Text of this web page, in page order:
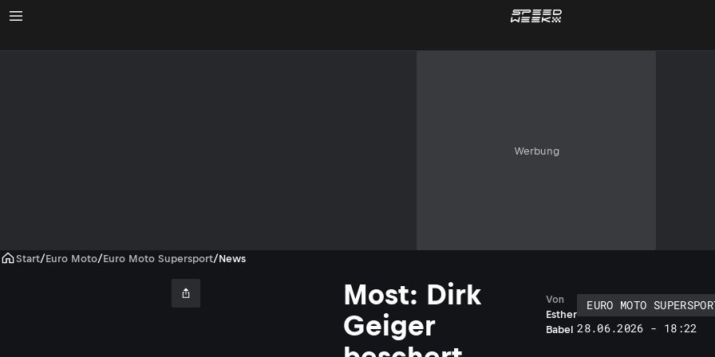
Werbung
Start/Euro Moto/Euro Moto Supersport/News
Most: Dirk
Geiger
Esther
Babel
Von
EURO MOTO
28.06.2026 - 18:22